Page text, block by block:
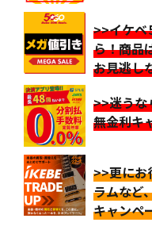
>>イケベ
ら！商品
お見逃し
>>迷うな
無金利キ
>>更にお
ラムなど
キャンペ